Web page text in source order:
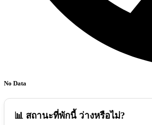
No Data
📊 สถานะที่พักนี้ ว่างหรือไม่?